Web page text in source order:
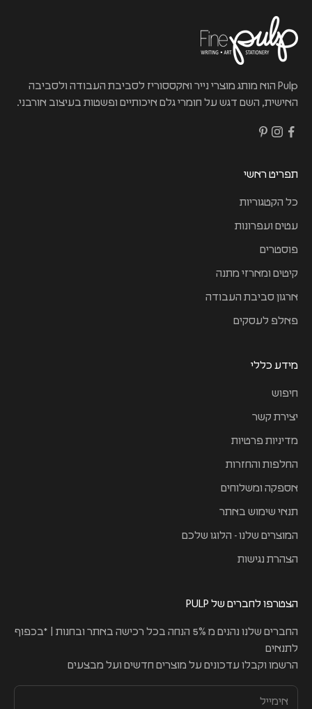
Pulp הוא מותג מוצרי נייר ואקססוריז לסביבת העבודה ולסביבה
האישית, השם דגש על חומרי גלם איכותיים ופשטות בעיצוב אורבני.
תפריט ראשי
כל הקטגוריות
עטים ועפרונות
פוסטרים
קיטים ומארזי מתנה
ארגון סביבת העבודה
פאלפ לעסקים
מידע כללי
חיפוש
יצירת קשר
מדיניות פרטיות
החלפות והחזרות
אספקה ומשלוחים
תנאי שימוש באתר
המוצרים שלנו - הלוגו שלכם
הצהרת נגישות
הצטרפו לחברים של PULP
החברים שלנו נהנים מ 5% הנחה בכל רכישה באתר ובחנות | *בכפוף
לתנאים
הרשמו וקבלו עדכונים על מוצרים חדשים ועל מבצעים